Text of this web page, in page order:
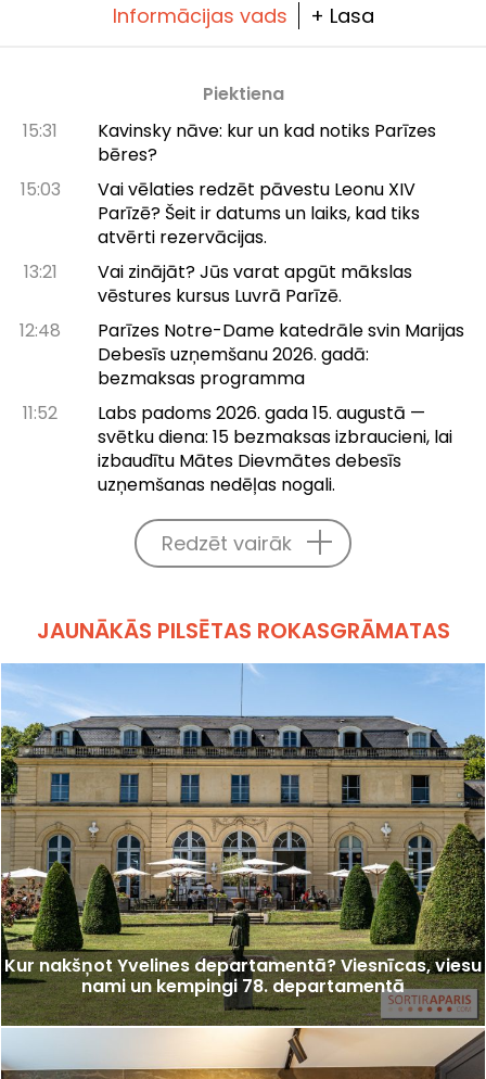
Informācijas vads + Lasa
Piektiena
15:31
Kavinsky nāve: kur un kad notiks Parīzes
bēres?
15:03
Vai vēlaties redzēt pāvestu Leonu XIV
Parīzē? Šeit ir datums un laiks, kad tiks
atvērti rezervācijas.
13:21
Vai zinājāt? Jūs varat apgūt mākslas
vēstures kursus Luvrā Parīzē.
12:48
Parīzes Notre-Dame katedrāle svin Marijas
Debesīs uzņemšanu 2026. gadā:
bezmaksas programma
11:52
Labs padoms 2026. gada 15. augustā —
svētku diena: 15 bezmaksas izbraucieni, lai
izbaudītu Mātes Dievmātes debesīs
uzņemšanas nedēļas nogali.
Redzēt vairāk
JAUNĀKĀS PILSĒTAS ROKASGRĀMATAS
Kur nakšņot Yvelines departamentā? Viesnīcas, viesu
nami un kempingi 78. departamentā